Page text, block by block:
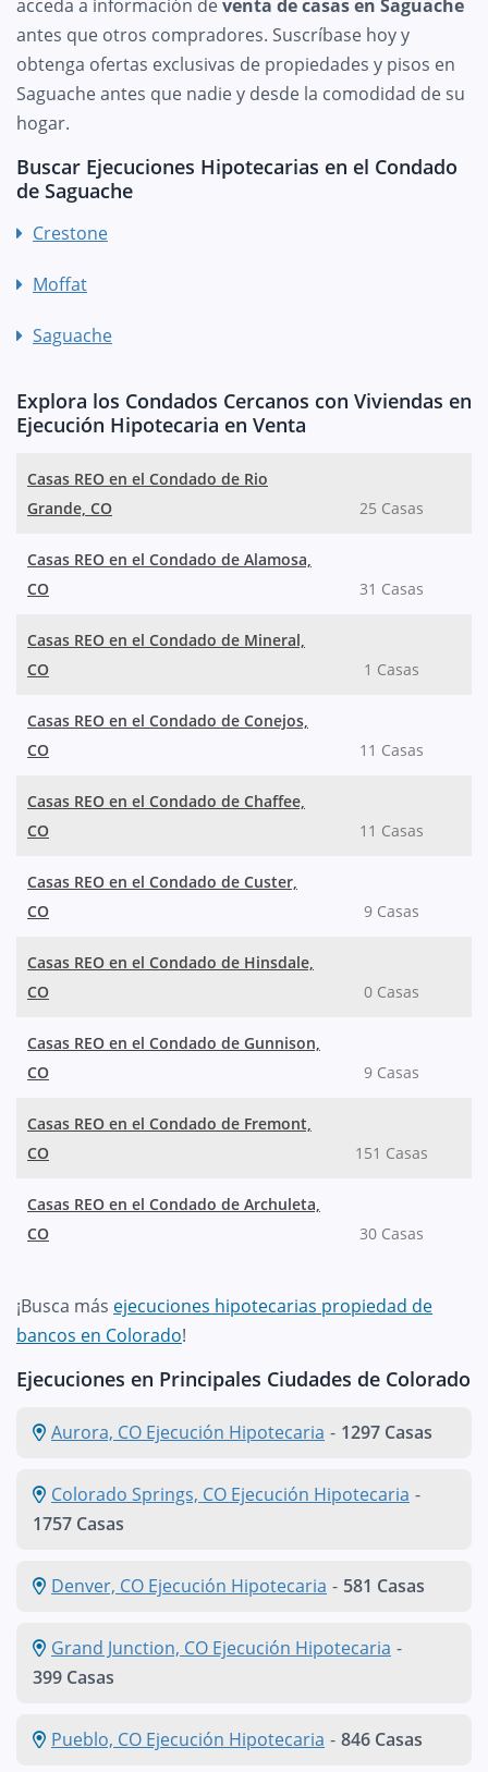
acceda a información deventa de casas en Saguache
antes que otros compradores. Suscríbase hoy y
obtenga ofertas exclusivas de propiedades y pisos en
Saguache antes que nadie y desde la comodidad de su
hogar.
Buscar Ejecuciones Hipotecarias en el Condado
de Saguache
Crestone
Moffat
Saguache
Explora los Condados Cercanos con Viviendas en
Ejecución Hipotecaria en Venta
Casas REO en el Condado de Rio
Grande, CO
25 Casas
Casas REO en el Condado de Alamosa,
CO
31 Casas
Casas REO en el Condado de Mineral,
CO
1 Casas
Casas REO en el Condado de Conejos,
CO
11 Casas
Casas REO en el Condado de Chaffee,
CO
11 Casas
Casas REO en el Condado de Custer,
CO
9 Casas
Casas REO en el Condado de Hinsdale,
CO
0 Casas
Casas REO en el Condado de Gunnison,
CO
9 Casas
Casas REO en el Condado de Fremont,
CO
151 Casas
Casas REO en el Condado de Archuleta,
CO
30 Casas
¡Busca más ejecuciones hipotecarias propiedad de
bancos en Colorado!
Ejecuciones en Principales Ciudades de Colorado
Aurora, CO Ejecución Hipotecaria - 1297 Casas
Colorado Springs, CO Ejecución Hipotecaria -
1757 Casas
Denver, CO Ejecución Hipotecaria - 581 Casas
Grand Junction, CO Ejecución Hipotecaria -
399 Casas
Pueblo, CO Ejecución Hipotecaria - 846 Casas